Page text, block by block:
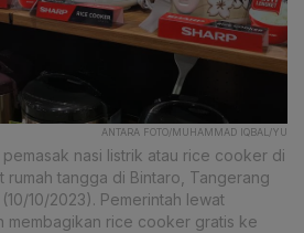
ANTARA FOTO/MUHAMMAD IQBAL/YU
nasi listrik atau rice cooker di
rumah tangga di Bintaro, Tangerang
10/2023). Pemerintah lewat
membagikan rice cooker gratis ke